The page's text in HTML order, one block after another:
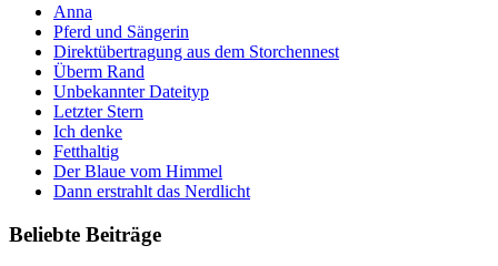
Anna
Pferd und Sängerin
Direktübertragung aus dem Storchennest
Überm Rand
Unbekannter Dateityp
Letzter Stern
Ich denke
Fetthaltig
Der Blaue vom Himmel
Dann erstrahlt das Nerdlicht
Beliebte Beiträge